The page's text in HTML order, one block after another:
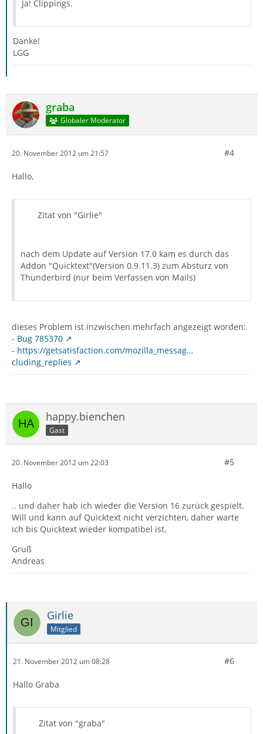
Ja! Clippings.
Danke!
LGG
graba
Globaler Moderator
20. November 2012 um 21:57 #4
Hallo,
Zitat von "Girlie"
nach dem Update auf Version 17.0 kam es durch das
Addon "Quicktext"(Version 0.9.11.3) zum Absturz von
Thunderbird (nur beim Verfassen von Mails)
dieses Problem ist inzwischen mehrfach angezeigt worden:
- Bug 785370
- https://getsatisfaction.com/mozilla_messag…
cluding_replies
happy.bienchen
Gast
20. November 2012 um 22:03 #5
Hallo
.. und daher hab ich wieder die Version 16 zurück gespielt.
Will und kann auf Quicktext nicht verzichten, daher warte
ich bis Quicktext wieder kompatibel ist.
Gruß
Andreas
Girlie
Mitglied
21. November 2012 um 08:28 #6
Hallo Graba
Zitat von "graba"